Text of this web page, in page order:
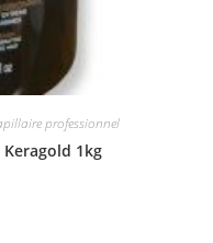
professionnel
1kg